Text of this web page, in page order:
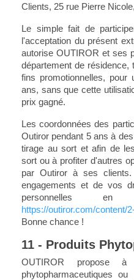
Clients, 25 rue Pierre
Le simple fait de
l'acceptation du présent
autorise OUTIROR et ses
département de
fins promotionnelles, pour
ans, sans que cette
prix gagné.
Les coordonnées des
Outiror pendant 5 ans à
tirage au sort et afin de
sort ou à profiter d'autres
par Outiror à ses
engagements et de vos
personnelles
https://outiror.com/content/
Bonne chance !
11 - Produits
OUTIROR propose
phytopharmaceutiques